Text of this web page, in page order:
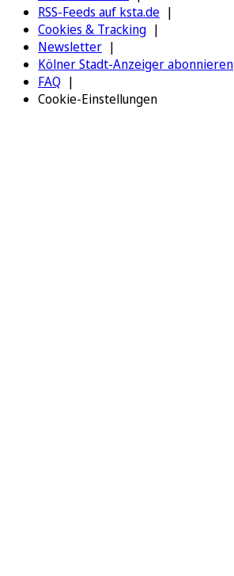
RSS-Feeds auf ksta.de
Cookies & Tracking
Newsletter
Kölner Stadt-Anzeiger abonnieren
FAQ
Cookie-Einstellungen